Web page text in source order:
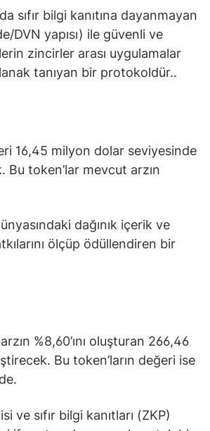
sıfır bilgi kanıtına dayanmayan
DVN yapısı) ile güvenli ve
zincirler arası uygulamalar
tanıyan bir protokoldür..
16,45 milyon dolar seviyesinde
Bu token’lar mevcut arzın
dağınık içerik ve
ölçüp ödüllendiren bir
%8,60’ını oluşturan 266,46
Bu token’ların değeri ise
sıfır bilgi kanıtları (ZKP)